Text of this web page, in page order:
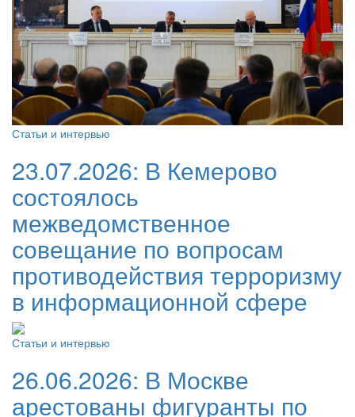
Статьи и интервью
23.07.2026: В Кемерово
состоялось
межведомственное
совещание по вопросам
противодействия терроризму
в информационной сфере
Статьи и интервью
26.06.2026: В Москве
арестованы фигуранты по